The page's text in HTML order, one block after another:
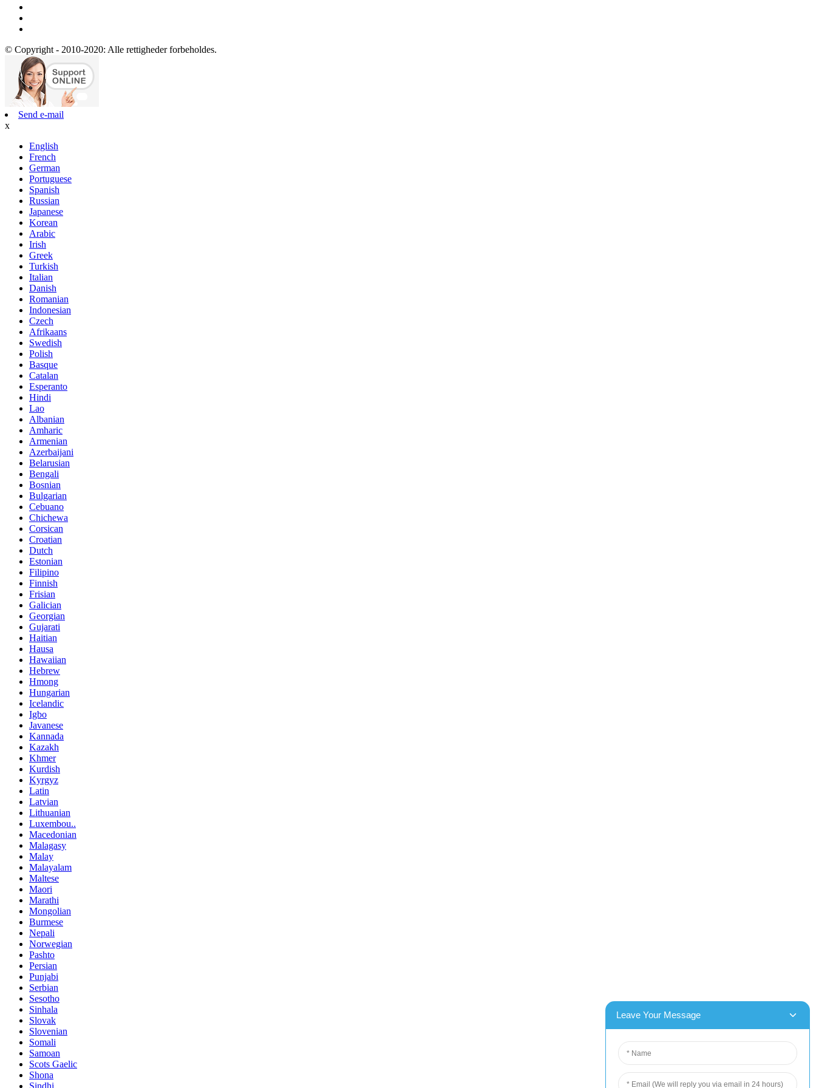
© Copyright - 2010-2020: Alle rettigheder forbeholdes.
Send e-mail
x
English
French
German
Portuguese
Spanish
Russian
Japanese
Korean
Arabic
Irish
Greek
Turkish
Italian
Danish
Romanian
Indonesian
Czech
Afrikaans
Swedish
Polish
Basque
Catalan
Esperanto
Hindi
Lao
Albanian
Amharic
Armenian
Azerbaijani
Belarusian
Bengali
Bosnian
Bulgarian
Cebuano
Chichewa
Corsican
Croatian
Dutch
Estonian
Filipino
Finnish
Frisian
Galician
Georgian
Gujarati
Haitian
Hausa
Hawaiian
Hebrew
Hmong
Hungarian
Icelandic
Igbo
Javanese
Kannada
Kazakh
Khmer
Kurdish
Kyrgyz
Latin
Latvian
Lithuanian
Luxembou..
Macedonian
Malagasy
Malay
Malayalam
Maltese
Maori
Marathi
Mongolian
Burmese
Nepali
Norwegian
Pashto
Persian
Punjabi
Serbian
Sesotho
Sinhala
Slovak
Slovenian
Somali
Samoan
Scots Gaelic
Shona
Sindhi